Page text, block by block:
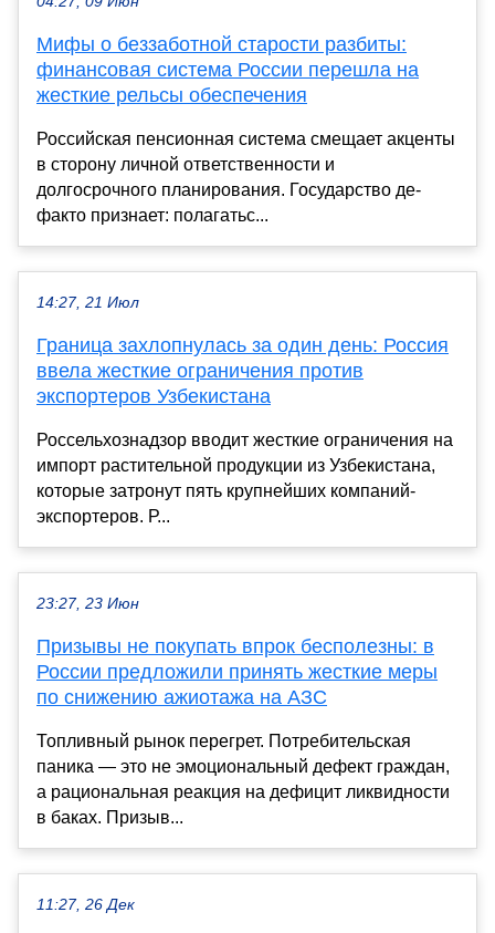
Мифы о беззаботной старости разбиты:
финансовая система России перешла на
жесткие рельсы обеспечения
Российская пенсионная система смещает акценты
в сторону личной ответственности и
долгосрочного планирования. Государство де-
факто признает: полагатьс...
14:27, 21 Июл
Граница захлопнулась за один день: Россия
ввела жесткие ограничения против
экспортеров Узбекистана
Россельхознадзор вводит жесткие ограничения на
импорт растительной продукции из Узбекистана,
которые затронут пять крупнейших компаний-
экспортеров. Р...
23:27, 23 Июн
Призывы не покупать впрок бесполезны: в
России предложили принять жесткие меры
по снижению ажиотажа на АЗС
Топливный рынок перегрет. Потребительская
паника — это не эмоциональный дефект граждан,
а рациональная реакция на дефицит ликвидности
в баках. Призыв...
11:27, 26 Дек